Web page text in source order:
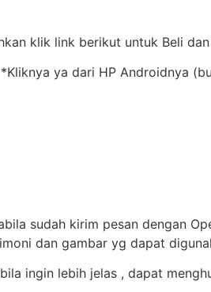
klik link berikut untuk Beli
*Kliknya ya dari HP Androidnya
sudah kirim pesan dengan
dan gambar yg dapat
ingin lebih jelas , dapat